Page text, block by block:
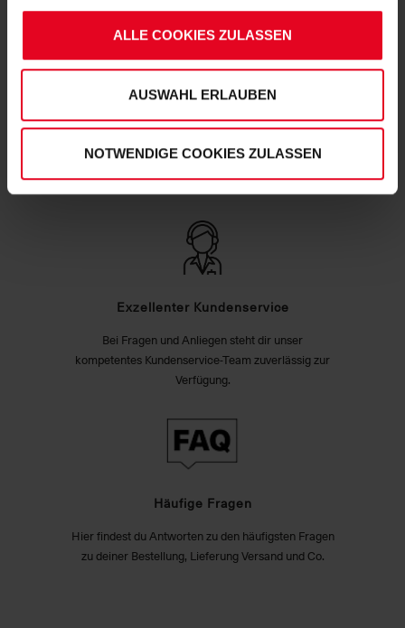
Weitere Informationen entnehmen Sie bitte
unsererDatenschutzerklärungund
Impressum."
ALLE COOKIES ZULASSEN
AUSWAHL ERLAUBEN
NOTWENDIGE COOKIES ZULASSEN
Qualitätskontrollen, um deinen und unseren hohen
Qualitätsstandards zu entsprechen.
Exzellenter Kundenservice
Bei Fragen und Anliegen steht dir unser
kompetentes Kundenservice-Team zuverlässig zur
Verfügung.
Häufige Fragen
Hier findest du Antworten zu den häufigsten Fragen
zu deiner Bestellung, Lieferung Versand und Co.